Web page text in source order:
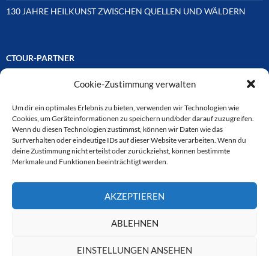
Cookie-Zustimmung verwalten
Um dir ein optimales Erlebnis zu bieten, verwenden wir Technologien wie
Cookies, um Geräteinformationen zu speichern und/oder darauf zuzugreifen.
Wenn du diesen Technologien zustimmst, können wir Daten wie das
Surfverhalten oder eindeutige IDs auf dieser Website verarbeiten. Wenn du
deine Zustimmung nicht erteilst oder zurückziehst, können bestimmte
Merkmale und Funktionen beeinträchtigt werden.
AKZEPTIEREN
ABLEHNEN
EINSTELLUNGEN ANSEHEN
130 JAHRE HEILKUNST ZWISCHEN QUELLEN UND WÄLDERN
CTOUR-PARTNER
Unsere Reisejournalisten-Vereinigung ist über Mitglieder und
ausgewählten Partnern der Medien- und Tourismusbranche
verbunden. Hier eine
Auswahl der Online-Plattformen:
CTOUR der Club der Tourismus-Journalisten. Wir freuen uns immer
über Anfragen von neuen Mitgliedern. Nehmen Sie bei Interesse über
das Kontaktformular Kontakt zu uns auf. CTOUR über 30 Jahre im
Dienst des Reisejournalismus.